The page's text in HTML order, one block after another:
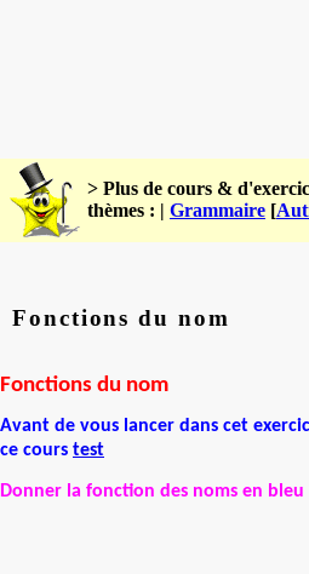
> Plus de cours &
thèmes : | Grammaire [
Fonctions du nom
Fonctions du nom
Avant de vous lancer dans cet
ce cours test
Donner la fonction des noms en bleu